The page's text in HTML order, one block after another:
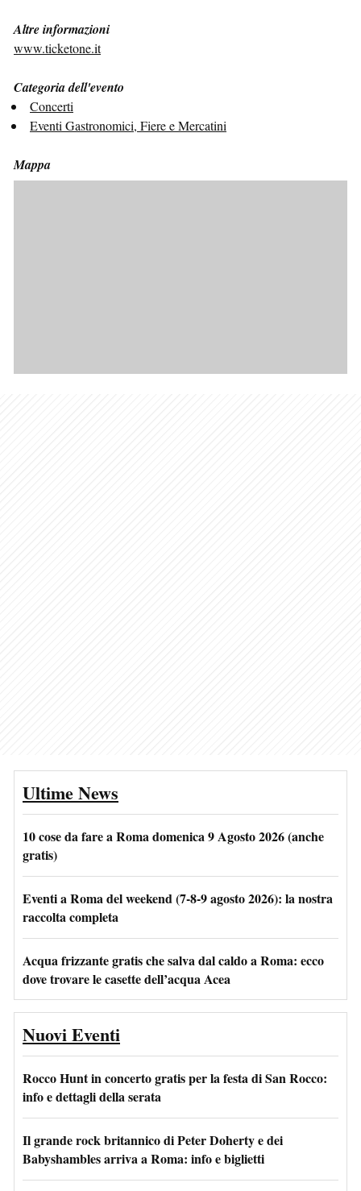
Altre informazioni
www.ticketone.it
Categoria dell'evento
Concerti
Eventi Gastronomici, Fiere e Mercatini
Mappa
Ultime News
10 cose da fare a Roma domenica 9 Agosto 2026 (anche
gratis)
Eventi a Roma del weekend (7-8-9 agosto 2026): la nostra
raccolta completa
Acqua frizzante gratis che salva dal caldo a Roma: ecco
dove trovare le casette dell’acqua Acea
Nuovi Eventi
Rocco Hunt in concerto gratis per la festa di San Rocco:
info e dettagli della serata
Il grande rock britannico di Peter Doherty e dei
Babyshambles arriva a Roma: info e biglietti